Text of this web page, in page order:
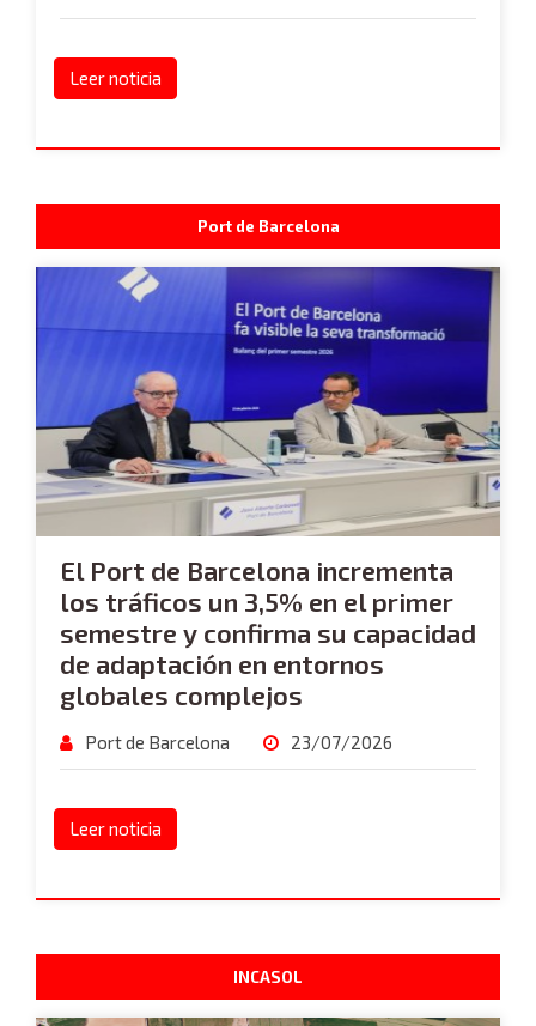
Leer noticia
Port de Barcelona
El Port de Barcelona incrementa
los tráficos un 3,5% en el primer
semestre y confirma su capacidad
de adaptación en entornos
globales complejos
Port de Barcelona 23/07/2026
Leer noticia
INCASOL